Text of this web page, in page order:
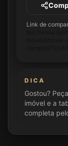
Link de
DICA
Gostou?
imóvel e a
completa